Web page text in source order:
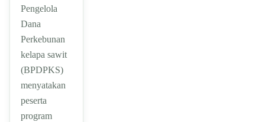
Pengelola
Dana
Perkebunan
kelapa sawit
(BPDPKS)
menyatakan
peserta
program